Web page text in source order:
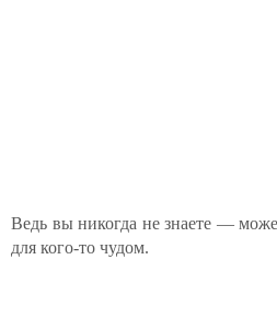
Ведь вы никогда не знаете —
для кого-то чудом.